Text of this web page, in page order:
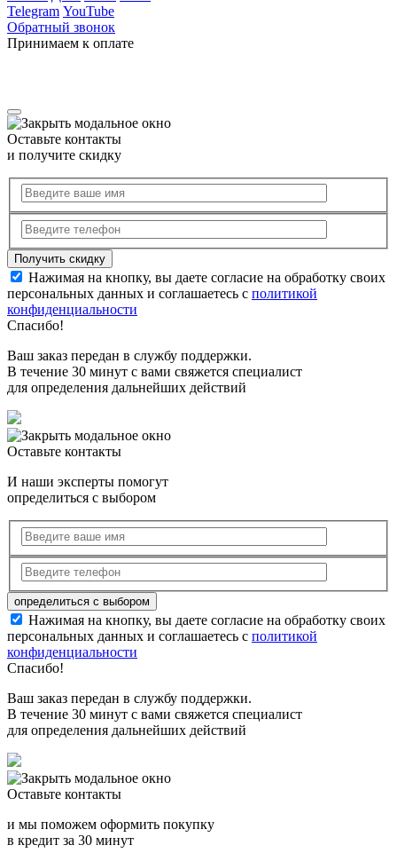
Telegram YouTube
Обратный звонок
Принимаем к оплате
Оставьте контакты
и получите скидку
Нажимая на кнопку, вы даете согласие на обработку своих
персональных данных и соглашаетесь с политикой
конфиденциальности
Спасибо!
Ваш заказ передан в службу поддержки.
В течение 30 минут с вами свяжется специалист
для определения дальнейших действий
Оставьте контакты
И наши эксперты помогут
определиться с выбором
Нажимая на кнопку, вы даете согласие на обработку своих
персональных данных и соглашаетесь с политикой
конфиденциальности
Спасибо!
Ваш заказ передан в службу поддержки.
В течение 30 минут с вами свяжется специалист
для определения дальнейших действий
Оставьте контакты
и мы поможем оформить покупку
в кредит за 30 минут